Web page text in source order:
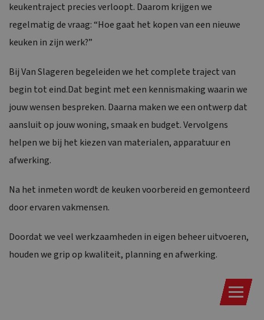
keukentraject precies verloopt. Daarom krijgen we
regelmatig de vraag: “Hoe gaat het kopen van een nieuwe
keuken in zijn werk?”
Bij Van Slageren begeleiden we het complete traject van
begin tot eind.Dat begint met een kennismaking waarin we
jouw wensen bespreken. Daarna maken we een ontwerp dat
aansluit op jouw woning, smaak en budget. Vervolgens
helpen we bij het kiezen van materialen, apparatuur en
afwerking.
Na het inmeten wordt de keuken voorbereid en gemonteerd
door ervaren vakmensen.
Doordat we veel werkzaamheden in eigen beheer uitvoeren,
houden we grip op kwaliteit, planning en afwerking.